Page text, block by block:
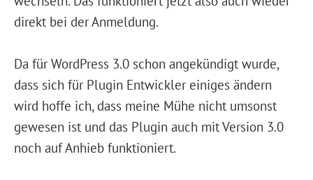
direkt bei der Anmeldung.
Da für WordPress 3.0 schon angekündigt wurde,
dass sich für Plugin Entwickler einiges ändern
wird hoffe ich, dass meine Mühe nicht umsonst
gewesen ist und das Plugin auch mit Version 3.0
noch auf Anhieb funktioniert.